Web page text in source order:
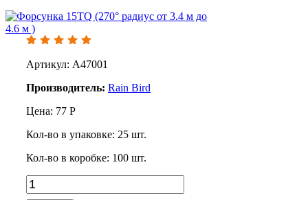
Артикул: A47001
Производитель: Rain Bird
Цена: 77 Р
Кол-во в упаковке: 25 шт.
Кол-во в коробке: 100 шт.